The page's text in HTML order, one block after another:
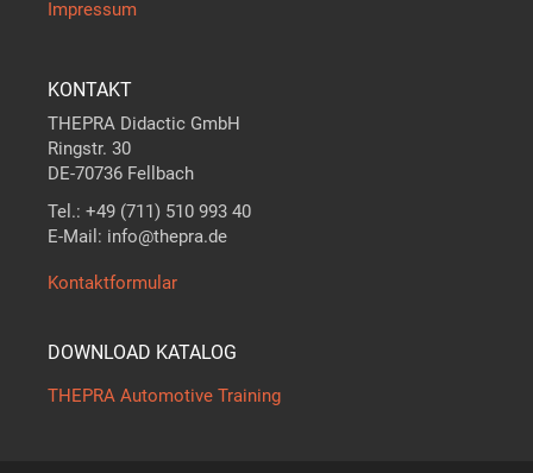
Impressum
KONTAKT
THEPRA Didactic GmbH
Ringstr. 30
DE-70736 Fellbach
Tel.: +49 (711) 510 993 40
E-Mail: info@thepra.de
Kontaktformular
DOWNLOAD KATALOG
THEPRA Automotive Training